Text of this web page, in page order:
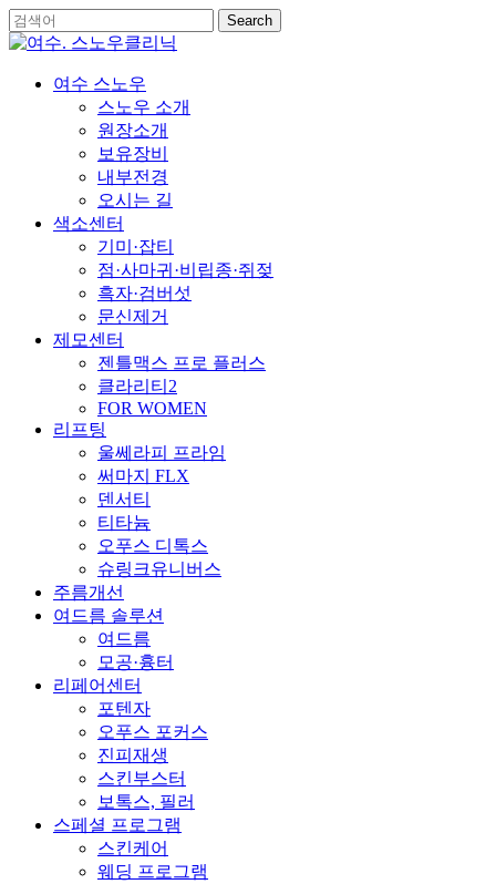
Skip
to
main
content
Search
Close
Menu
여수 스노우
스노우 소개
원장소개
보유장비
내부전경
오시는 길
색소센터
기미·잡티
점·사마귀·비립종·쥐젖
흑자·검버섯
문신제거
제모센터
젠틀맥스 프로 플러스
클라리티2
FOR WOMEN
리프팅
울쎄라피 프라임
써마지 FLX
덴서티
티타늄
오푸스 디톡스
슈링크유니버스
주름개선
여드름 솔루션
여드름
모공·흉터
리페어센터
포텐자
오푸스 포커스
진피재생
스킨부스터
보톡스, 필러
스페셜 프로그램
스킨케어
웨딩 프로그램